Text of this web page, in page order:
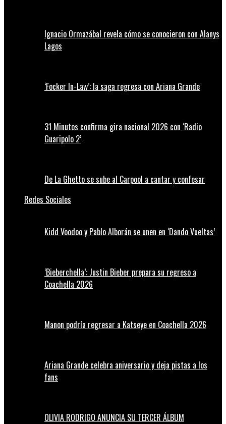
Ignacio Ormazábal revela cómo se conocieron con Alanys
Lagos
‘Focker In-Law’: la saga regresa con Ariana Grande
31 Minutos confirma gira nacional 2026 con ‘Radio
Guaripolo 2’
De La Ghetto se sube al Carpool a cantar y confesar
Redes Sociales
Kidd Voodoo y Pablo Alborán se unen en ‘Dando Vueltas’
‘Bieberchella’: Justin Bieber prepara su regreso a
Coachella 2026
Manon podría regresar a Katseye en Coachella 2026
Ariana Grande celebra aniversario y deja pistas a los
fans
OLIVIA RODRIGO ANUNCIA SU TERCER ÁLBUM